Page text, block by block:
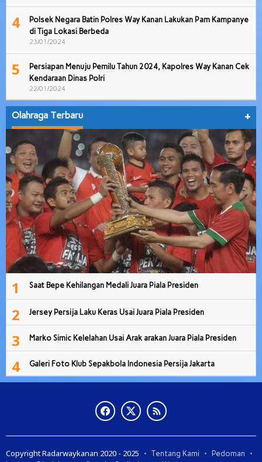
4
Polsek Negara Batin Polres Way Kanan Lakukan Pam Kampanye
di Tiga Lokasi Berbeda
23/01/2024
5
Persiapan Menuju Pemilu Tahun 2024, Kapolres Way Kanan Cek
Kendaraan Dinas Polri
22/01/2024
Olahraga Terbaru +
1 Saat Bepe Kehilangan Medali Juara Piala Presiden
2 Jersey Persija Laku Keras Usai Juara Piala Presiden
3 Marko Simic Kelelahan Usai Arak arakan Juara Piala Presiden
4 Galeri Foto Klub Sepakbola Indonesia Persija Jakarta
Copyright Radarwaykanan 2020 - 2025 Tentang Kami
Pedoman